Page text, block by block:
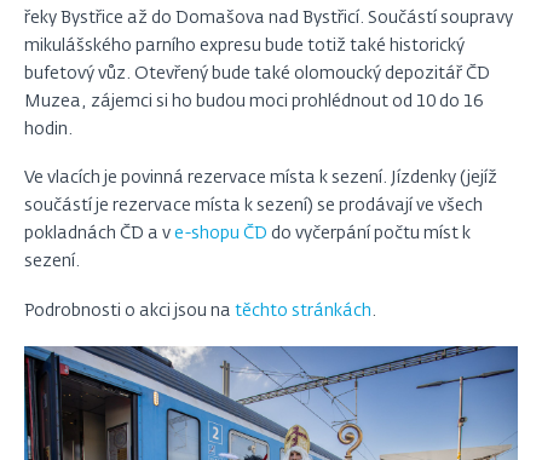
řeky Bystřice až do Domašova nad Bystřicí. Součástí soupravy
mikulášského parního expresu bude totiž také historický
bufetový vůz. Otevřený bude také olomoucký depozitář ČD
Muzea, zájemci si ho budou moci prohlédnout od 10 do 16
hodin.
Ve vlacích je povinná rezervace místa k sezení. Jízdenky (jejíž
součástí je rezervace místa k sezení) se prodávají ve všech
pokladnách ČD a v e-shopu ČD do vyčerpání počtu míst k
sezení.
Podrobnosti o akci jsou na těchto stránkách.